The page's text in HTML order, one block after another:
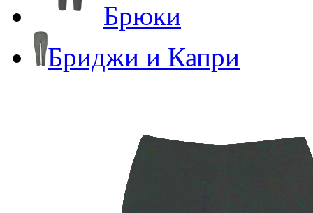
Брюки
Бриджи и Капри